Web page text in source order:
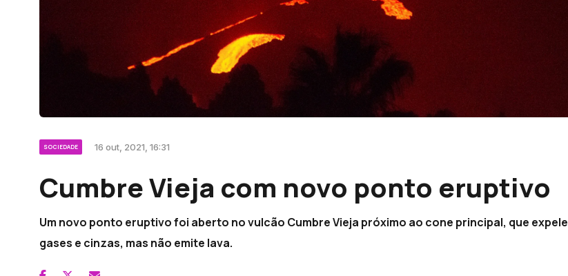
SOCIEDADE 16 out, 2021, 16:31
Cumbre Vieja com novo ponto eruptivo
Um novo ponto eruptivo foi aberto no vulcão Cumbre Vieja próximo ao cone principal, que expele
gases e cinzas, mas não emite lava.